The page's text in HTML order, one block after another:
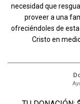
necesidad que
proveer a una
ofreciéndoles de
Cristo en